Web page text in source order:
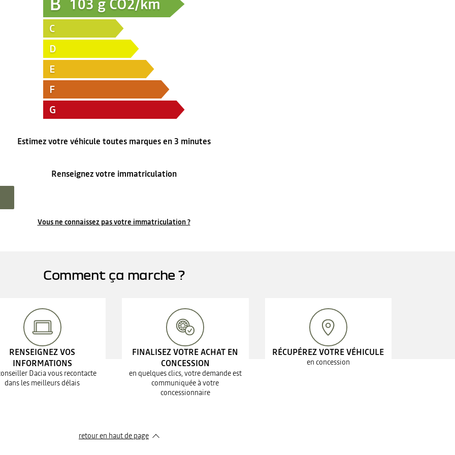
103 g CO2/km
C
D
E
F
G
Estimez votre véhicule toutes marques en 3 minutes
Renseignez votre immatriculation
Vous ne connaissez pas votre immatriculation ?
Comment ça marche ?
RENSEIGNEZ VOS
INFORMATIONS
Dacia vous recontacte
dans les meilleurs délais
FINALISEZ VOTRE ACHAT EN
CONCESSION
en quelques clics, votre demande est
communiquée à votre
concessionnaire
RÉCUPÉREZ VOTRE VÉHICULE
en concession
retour en haut de page​